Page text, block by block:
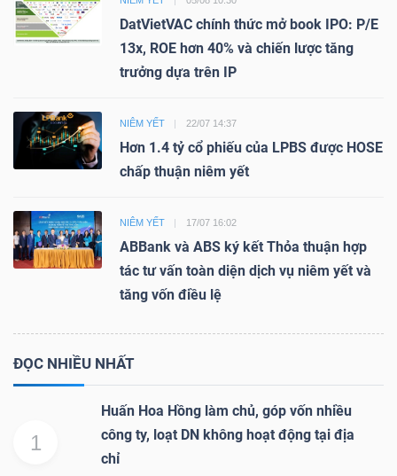
DatVietVAC chính thức mở book IPO: P/E
13x, ROE hơn 40% và chiến lược tăng
trưởng dựa trên IP
NIÊM YẾT 22/07 14:37
Hơn 1.4 tỷ cổ phiếu của LPBS được HOSE
chấp thuận niêm yết
NIÊM YẾT 17/07 16:02
ABBank và ABS ký kết Thỏa thuận hợp
tác tư vấn toàn diện dịch vụ niêm yết và
tăng vốn điều lệ
ĐỌC NHIỀU NHẤT
1
Huấn Hoa Hồng làm chủ, góp vốn nhiều
công ty, loạt DN không hoạt động tại địa
chỉ